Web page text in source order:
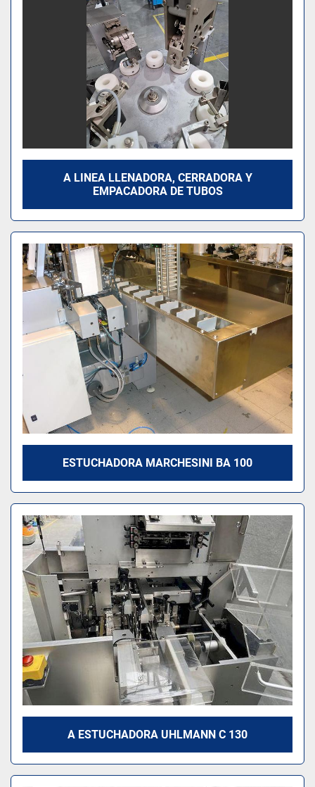
A LINEA LLENADORA, CERRADORA Y
EMPACADORA DE TUBOS
ESTUCHADORA MARCHESINI BA 100
A ESTUCHADORA UHLMANN C 130